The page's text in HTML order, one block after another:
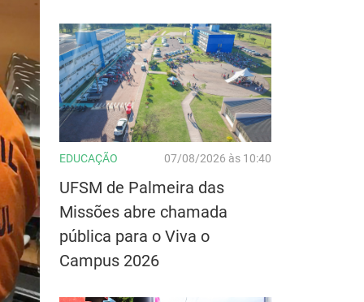
EDUCAÇÃO 07/08/2026 às 10:40
UFSM de Palmeira das
Missões abre chamada
pública para o Viva o
Campus 2026